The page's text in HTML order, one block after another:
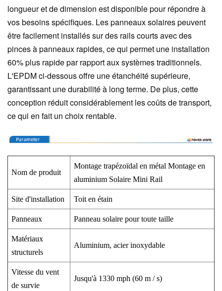
longueur et de dimension est disponible pour répondre à
vos besoins spécifiques. Les panneaux solaires peuvent
être facilement installés sur des rails courts avec des
pinces à panneaux rapides, ce qui permet une installation
60% plus rapide par rapport aux systèmes traditionnels.
L'EPDM ci-dessous offre une étanchéité supérieure,
garantissant une durabilité à long terme. De plus, cette
conception réduit considérablement les coûts de transport,
ce qui en fait un choix rentable.
Nom de produit
Montage trapézoïdal en métal Montage en
aluminium Solaire Mini Rail
Site d'installation Toit en étain
Panneaux Panneau solaire pour toute taille
Matériaux
structurels
Aluminium, acier inoxydable
Vitesse du vent
de survie
Jusqu'à 1330 mph (60 m / s)